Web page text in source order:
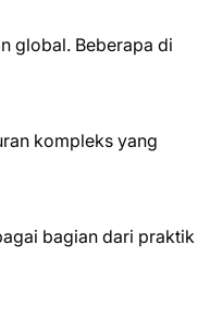
global. Beberapa di
kompleks yang
bagian dari praktik